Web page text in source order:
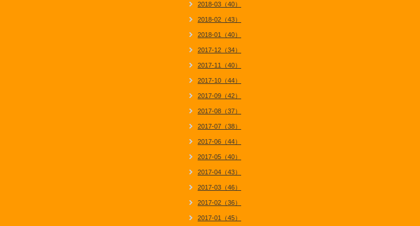
2018-03（40）
2018-02（43）
2018-01（40）
2017-12（34）
2017-11（40）
2017-10（44）
2017-09（42）
2017-08（37）
2017-07（38）
2017-06（44）
2017-05（40）
2017-04（43）
2017-03（46）
2017-02（36）
2017-01（45）